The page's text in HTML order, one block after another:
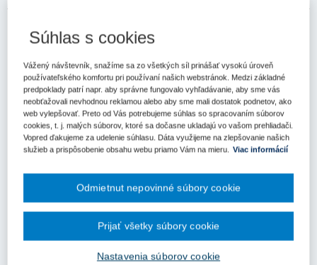
24. 3. 2025
1/2025 na podanie žiadostí pre oprávnených žiadateľov v
rámci dvoch podprogramov.
Ide o podprogram 8.1 A Komplexná obnova kultúrnej infraštruktúry
- fáza A a podprogram
Pre zobrazenie článku nemáte dostatočné oprávnenia.
Odomknite si prístup k odbornému obsahu na portáli.
Prístup k obsahu portálu majú len registrovaní používatelia
portálu. Pokiaľ ste už zaregistrovaný, stačí sa prihlásiť.
Ak ešte nemáte prístup k obsahu portálu, využite 10-dňovú
demo licenciu zdarma (stačí sa zaregistrovať).
Súhlas s cookies
Vážený návštevník, snažíme sa zo všetkých síl prinášať vysokú úroveň
používateľského komfortu pri používaní našich webstránok. Medzi základné
predpoklady patrí napr. aby správne fungovalo vyhľadávanie, aby sme vás
neobťažovali nevhodnou reklamou alebo aby sme mali dostatok podnetov, ako
web vylepšovať. Preto od Vás potrebujeme súhlas so spracovaním súborov
cookies, t. j. malých súborov, ktoré sa dočasne ukladajú vo vašom prehliadači.
Vopred ďakujeme za udelenie súhlasu. Dáta využijeme na zlepšovanie našich
služieb a prispôsobenie obsahu webu priamo Vám na mieru.
Viac informácií
Nastavenia súborov cookie
Odmietnut nepovinné súbory cookie
Prijať všetky súbory cookie